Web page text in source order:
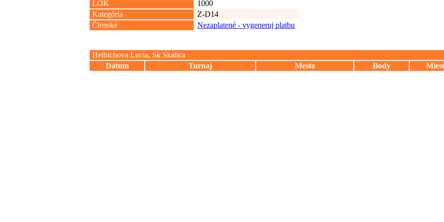
LOK
1000
Kategória
Z-D14
Členské
Nezaplatené - vygeneruj platbu
Helbichova Lucia, Sk Skalica
Dátum
Turnaj Mesto Body